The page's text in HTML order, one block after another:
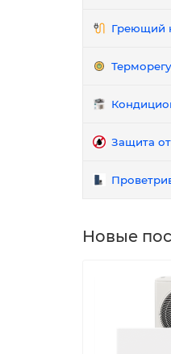
Греющий
Защита
Новые